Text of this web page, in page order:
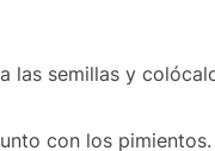
semillas y
con los pimientos.